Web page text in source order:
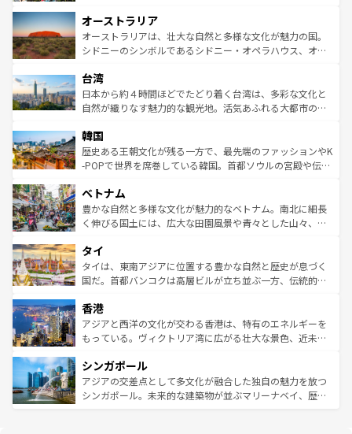
部のニューオーリンズでは、音楽と美食が融合した独特の
文化が魅力。旅行者はアメリカの各地域で異なる魅力を楽
しみながら、その多様性と豊かな歴史を感じることができ
ならではの贅沢な旅のスタイルだ。 なお、新着のアメリカ
情報はコンテンツ一覧を参照してほしい。
ワイ島は見逃せない。また、定番の観光地といえばオアフ
島だが、静かな自然を求めるならマウイ島やカウアイ島が
おすすめ。エメラルドグリーンに輝く海をはじめ、豊かな
れるおもてなしの心で訪れる人々を迎えてくれるハワイの
人々、おいしいローカルフードやハワイアンミュージッ
ク、伝統的なフラダンスなど、すべてがハワイの魅力を彩
ワイを、存分に味わってほしい。 なお、新着のハワイ情報
はコンテンツ一覧を参照してほしい。
オーストラリア
オーストラリアは、壮大な自然と多様な文化が魅力の国。
シドニーのシンボルであるシドニー・オペラハウス、オー
リアリーフや大陸中央部にそびえるウルル（エアーズロッ
ク）、タスマニアの美しい原生林やケアンズの熱帯雨林な
ど、見どころがたくさん。また、カフェやワイン、オージ
いる。アクティビティも充実しており、サーフィンやダイ
ビング、ハイキングなど、アウトドア好きにはたまらな
い。オーストラリアの多彩な魅力を存分に味わいつくそ
参照してほしい。
台湾
日本から約４時間ほどでたどり着く台湾は、多彩な文化と
自然が織りなす魅力的な観光地。活気あふれる大都市の台
ン）、静ひつな山岳地帯である台湾東部など、都市の喧騒
と山間の静けさが共存しており、訪れる人に新しい発見と
驚きをもたらしてくれる。また、奥深い台湾の食文化も魅
容にもいいと評判のスイーツなど、バラエティ豊かな料理
が味わえる。 なお、新着の台湾情報は コンテンツ一覧を参
照してほしい。
韓国
歴史ある王朝文化が残る一方で、最先端のファッションやK
-POPで世界を席巻している韓国。首都ソウルの宮殿や伝統
き、地方に足を延ばせば四季折々の自然美を楽しむことが
できる。そして、キムチや焼肉、絶品のストリートフード
まで、さまざまな韓国料理が待っている。夜には、韓国な
リティに包まれながら、韓国の多彩な魅力を心ゆくまで味
わってみてほしい。 なお、新着の韓国情報はコンテンツ一
覧を参照してほしい。
ベトナム
豊かな自然と多様な文化が魅力的なベトナム。南北に細長
く伸びる国土には、広大な田園風景や青々とした山々、世
急速な発展と共に伝統が息づく。ハノイの古い町並みやホ
ーチミン市のフランス統治時代の建物も、独特の雰囲気を
醸し出している。また、バラエティの豊かさとおいしさで
とつ。フォーやバインミー、ベトナムコーヒーなどは、ぜ
ひ現地で味わいたい。どの地域を訪れてもあたたかい人々
が旅行者を迎えてくれるので、きっと忘れられない旅にな
参照してほしい。
タイ
タイは、東南アジアに位置する豊かな自然と歴史が息づく
国だ。首都バンコクは高層ビルが立ち並ぶ一方、伝統的な
の活気が交差している。北部ではチェンマイなどの山岳地
帯で自然と触れ合い、南部ではプーケットやクラビの美し
いビーチでリゾート気分を楽しむことができる。タイ料理
激する。気候は一年中温暖で、どの季節にも異なる楽しみ
が待っている。親しみやすいタイの人々、仏教を中心とし
た文化、そして多様な観光資源が、訪れる旅人を魅了し続
香港
アジアと西洋の文化が交わる香港は、特有のエネルギーを
もっている。ヴィクトリア湾に広がる壮大な景色、近未来
み、どこを訪れても感動するはず。観光スポットが密集し
ており、効率よく見どころを回れるのも魅力。息をのむよ
うな絶景から文化的な体験まで、香港を存分に楽しみ尽く
シンガポール
アジアの交差点として多文化が融合した独自の魅力を放つ
シンガポール。未来的な建築物が並ぶマリーナベイ、歴史